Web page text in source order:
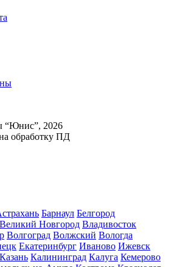
“Юнис”, 2026
обработку ПД
Барнаул Белгород
Великий Новгород Владивосток
Волгоград Волжский Вологда
Екатеринбург Иваново Ижевск
Казань Калининград Калуга Кемерово